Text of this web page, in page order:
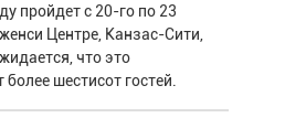
пройдет с 20-го по 23
Центре, Канзас-Сити,
что это
шестисот гостей.